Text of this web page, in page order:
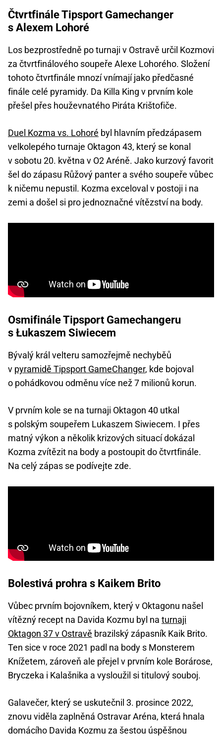
Čtvrtfinále Tipsport Gamechanger
s Alexem Lohoré
Los bezprostředně po turnaji v Ostravě určil Kozmovi
za čtvrtfinálového soupeře Alexe Lohorého. Složení
tohoto čtvrtfinále mnozí vnímají jako předčasné
finále celé pyramidy. Da Killa King v prvním kole
přešel přes houževnatého Piráta Krištofiče.
Duel Kozma vs. Lohoré byl hlavním předzápasem
velkolepého turnaje Oktagon 43, který se konal
v sobotu 20. května v O2 Aréně. Jako kurzový favorit
šel do zápasu Růžový panter a svého soupeře vůbec
k ničemu nepustil. Kozma exceloval v postoji i na
zemi a došel si pro jednoznačné vítězství na body.
Osmifinále Tipsport Gamechangeru
s Łukaszem Siwiecem
Bývalý král velteru samozřejmě nechyběů
v pyramidě Tipsport GameChanger, kde bojoval
o pohádkovou odměnu více než 7 milionů korun.
V prvním kole se na turnaji Oktagon 40 utkal
s polským soupeřem Lukaszem Siwiecem. I přes
matný výkon a několik krizových situací dokázal
Kozma zvítězit na body a postoupit do čtvrtfinále.
Na celý zápas se podívejte zde.
Bolestivá prohra s Kaikem Brito
Vůbec prvním bojovníkem, který v Oktagonu našel
vítězný recept na Davida Kozmu byl na turnaji
Oktagon 37 v Ostravě brazilský zápasník Kaik Brito.
Ten sice v roce 2021 padl na body s Monsterem
Knížetem, zároveň ale přejel v prvním kole Borárose,
Bryczeka i Kalašnika a vysloužil si titulový souboj.
Galavečer, který se uskutečnil 3. prosince 2022,
znovu viděla zaplněná Ostravar Aréna, která hnala
domácího Davida Kozmu za šestou úspěšnou